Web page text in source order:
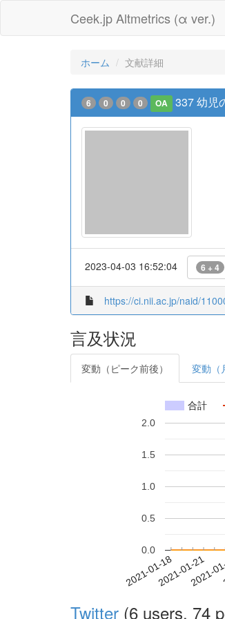
Ceek.jp Altmetrics (α ver.)
ホーム 文献詳細
6 0 0 0 OA 337 幼児
2023-04-03 16:52:04 6 + 4
https://ci.nii.ac.jp/naid/
言及状況
変動（ピーク前後） 変動（
合計
2021-01-182021-01-21
2021-
0.0
0.5
1.0
1.5
2.0
Twitter (6 users, 74